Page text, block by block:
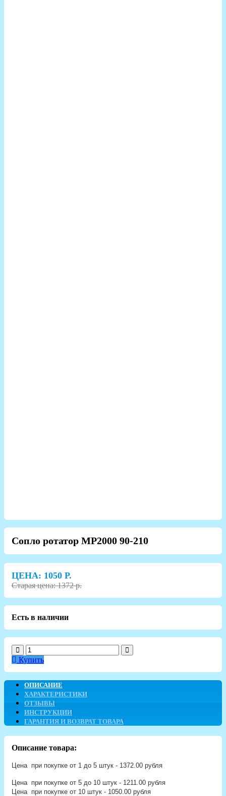
Сопло ротатор MP2000 90-210
ЦЕНА: 1050 Р.
Старая цена: 1372 р.
Есть в наличии
Купить
ОПИСАНИЕ
ХАРАКТЕРИСТИКИ
ОТЗЫВЫ
ИНСТРУКЦИИ
ГАРАНТИЯ И ВОЗВРАТ ТОВАРА
Описание товара:
Цена при покупке от 1 до 5 штук - 1372.00 рубля
Цена при покупке от 5 до 10 штук - 1211.00 рубля
Цена при покупке от 10 штук - 1050.00 рубля